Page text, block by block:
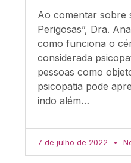
Ao comentar sobre
Perigosas”, Dra.
como funciona o
considerada
pessoas como
psicopatia pode
indo além…
7 de julho de 2022